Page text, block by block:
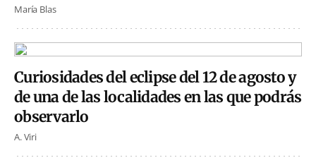
María Blas
Curiosidades del eclipse del 12 de agosto y
de una de las localidades en las que podrás
observarlo
A. Viri